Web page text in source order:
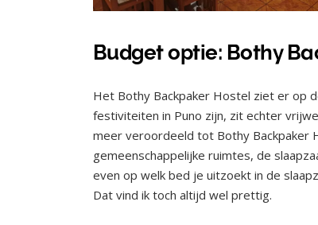
Budget optie: Bothy
Het Bothy Backpaker Hostel ziet er op
festiviteiten in Puno zijn, zit echter
meer veroordeeld tot Bothy Backpaker
gemeenschappelijke ruimtes, de
even op welk bed je uitzoekt in de
Dat vind ik toch altijd wel prettig.